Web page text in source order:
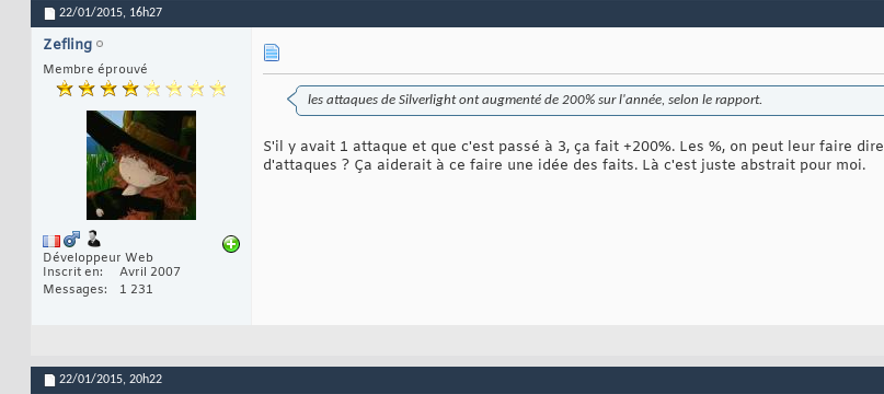
22/01/2015, 16h27
Zefling
Membre éprouvé
Développeur Web
Inscrit en
Avril 2007
Messages
1 231
les attaques de Silverlight ont augmenté de 200% sur l'année, selon le rapport.
S'il y avait 1 attaque et que c'est passé à 3, ça fait +200%. Les %, on peut leur faire
d'attaques ? Ça aiderait à ce faire une idée des faits. Là c'est juste abstrait pour moi.
22/01/2015, 20h22